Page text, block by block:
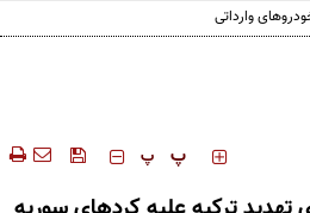
وارداتی
‍‍‍ پ پ